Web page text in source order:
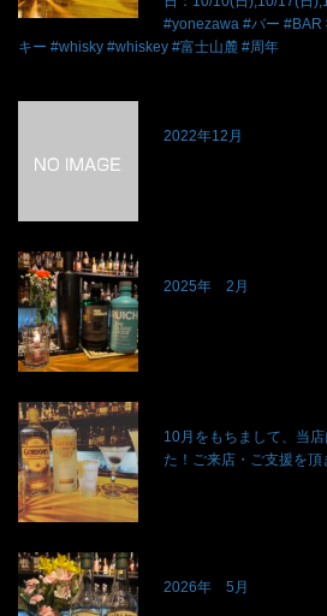
#yonezawa #バー #BAR
キー #whisky #whiskey #富士山麓 #周年
2022年12月
2025年 2月
10月をもちまして、当
た！ご来店・ご支援を
2026年 5月